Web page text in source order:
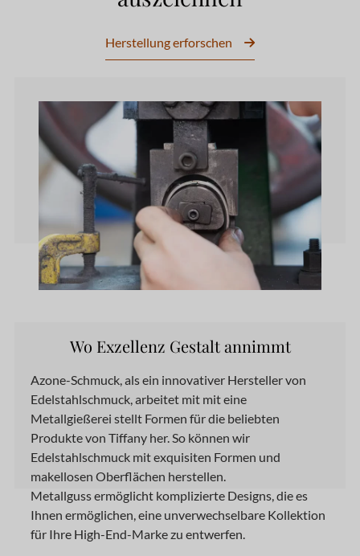
Herstellung erforschen
Wo Exzellenz Gestalt annimmt
Azone-Schmuck,alsein innovativer Hersteller von
Edelstahlschmuck, arbeitet mit miteine
Metallgießerei stellt Formen für die beliebten
Produkte von Tiffany her. So können wir
Edelstahlschmuck mit exquisiten Formen und
makellosen Oberflächen herstellen.
Metallguss ermöglicht komplizierte Designs, die es
Ihnen ermöglichen, eine unverwechselbare Kollektion
für Ihre High-End-Marke zu entwerfen.